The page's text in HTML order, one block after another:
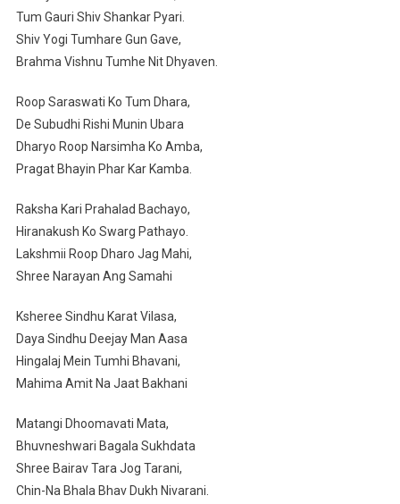
Tum Gauri Shiv Shankar Pyari.
Shiv Yogi Tumhare Gun Gave,
Brahma Vishnu Tumhe Nit Dhyaven.
Roop Saraswati Ko Tum Dhara,
De Subudhi Rishi Munin Ubara
Dharyo Roop Narsimha Ko Amba,
Pragat Bhayin Phar Kar Kamba.
Raksha Kari Prahalad Bachayo,
Hiranakush Ko Swarg Pathayo.
Lakshmii Roop Dharo Jag Mahi,
Shree Narayan Ang Samahi
Ksheree Sindhu Karat Vilasa,
Daya Sindhu Deejay Man Aasa
Hingalaj Mein Tumhi Bhavani,
Mahima Amit Na Jaat Bakhani
Matangi Dhoomavati Mata,
Bhuvneshwari Bagala Sukhdata
Shree Bairav Tara Jog Tarani,
Chin-Na Bhala Bhav Dukh Nivarani.